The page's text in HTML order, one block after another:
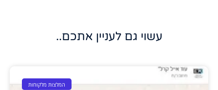
עשוי גם לעניין אתכם..
המלצות מלקוחות